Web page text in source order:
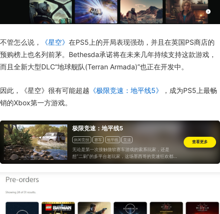
不管怎么说， 《星空》 在PS5上的开局表现强劲，并且在英国PS商店的
预购榜上也名列前茅。Bethesda承诺将在未来几年持续支持这款游戏，
而且全新大型DLC“地球舰队(Terran Armada)”也正在开发中。
因此，《星空》很有可能超越 《极限竞速：地平线5》
，成为PS5上最畅
销的Xbox第一方游戏。
极限竞速：地平线5
休闲竞技 赛车 地平线 竞速
无论是第一次接触微软赛车游戏的索系玩家，还是
想“二刷”的多平台老玩家，这场墨西哥的竞速狂欢都值
得一试。
查看更多